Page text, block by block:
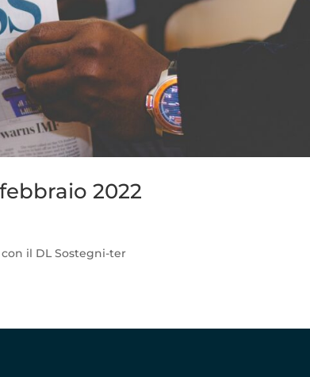
2022
il DL Sostegni-ter